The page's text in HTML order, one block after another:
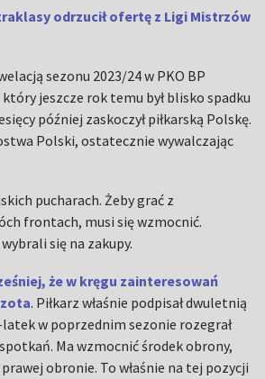
odrzucił ofertę z Ligi Mistrzów
sezonu 2023/24 w PKO BP
jeszcze rok temu był blisko spadku
później zaskoczył piłkarską Polskę.
Polski, ostatecznie wywalczając
pucharach. Żeby grać z
frontach, musi się wzmocnić.
się na zakupy.
że w kręgu zainteresowań
. Piłkarz właśnie podpisał dwuletnią
w poprzednim sezonie rozegrał
Ma wzmocnić środek obrony,
obronie. To właśnie na tej pozycji